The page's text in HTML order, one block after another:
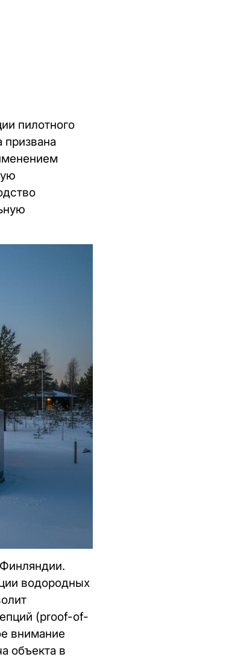
пилотного
водородных
(proof-of-
внимание
объекта в